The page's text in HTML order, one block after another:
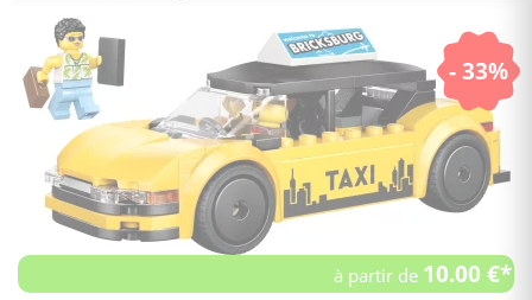
- 33%
à partir de 10.00 €*